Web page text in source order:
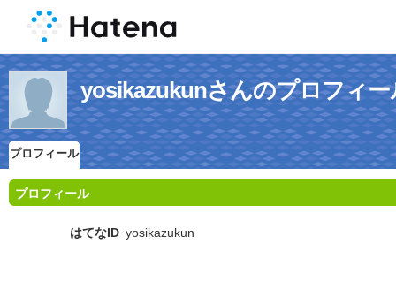
yosikazukunさんのプロフィー
プロフィール
プロフィール
はてなID yosikazukun